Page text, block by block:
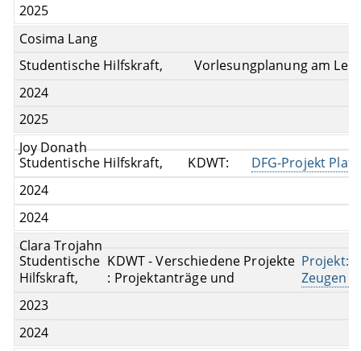
2025
Cosima Lang
Studentische Hilfskraft,
Vorlesungplanung am
2024
2025
Joy Donath
Studentische Hilfskraft,
KDWT:
DFG-Projekt
2024
2024
Clara Trojahn
Studentische
Hilfskraft,
KDWT - Verschiedene Projekte
: Projektanträge und
Projekt:
Zeugen
2023
2024